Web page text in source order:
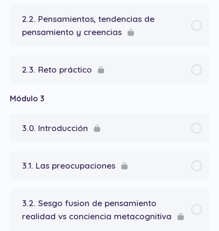
2.2. Pensamientos, tendencias de
pensamiento y creencias
2.3. Reto práctico
Módulo 3
3.0. Introducción
3.1. Las preocupaciones
3.2. Sesgo fusion de pensamiento
realidad vs conciencia metacognitiva